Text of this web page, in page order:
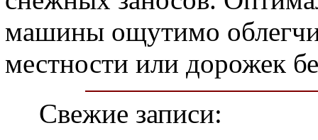
машины ощутимо
местности или дорожек
Свежие записи: